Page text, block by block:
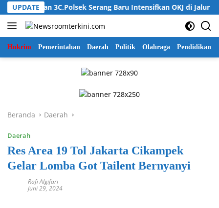
Langsung
ke
konten
UPDATE3C,Polsek Serang Baru Intensifkan OKJ di Jalur
Hukrim Pemerintahan Daerah Politik Olahraga Pendidikan
Beranda Daerah
Daerah
Res Area 19 Tol Jakarta Cikampek
Gelar Lomba Got Tailent Bernyanyi
Rafi Algifari
Juni 29, 2024